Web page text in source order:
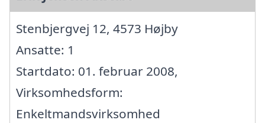
Stenbjergvej 12, 4573 Højby
Ansatte: 1
Startdato: 01. februar 2008,
Virksomhedsform:
Enkeltmandsvirksomhed